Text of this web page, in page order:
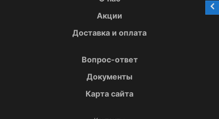
Акции
Доставка и оплата
Вопрос-ответ
Документы
Карта сайта